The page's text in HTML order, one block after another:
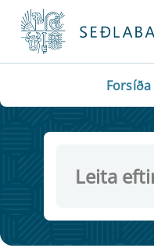
Fara beint í Meginmál
Forsíða